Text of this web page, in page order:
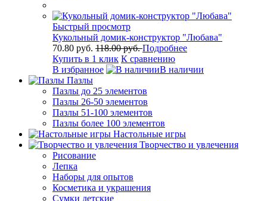
Быстрый просмотр
Кукольный домик-конструктор "Любава"
70.80 руб. 118.00 руб.Подробнее
Купить в 1 клик К сравнению
В избранное
В наличии
Пазлы
Пазлы до 25 элементов
Пазлы 26-50 элементов
Пазлы 51-100 элементов
Пазлы более 100 элементов
Настольные игры
Творчество и увлечения
Рисование
Лепка
Наборы для опытов
Косметика и украшения
Сумки детские